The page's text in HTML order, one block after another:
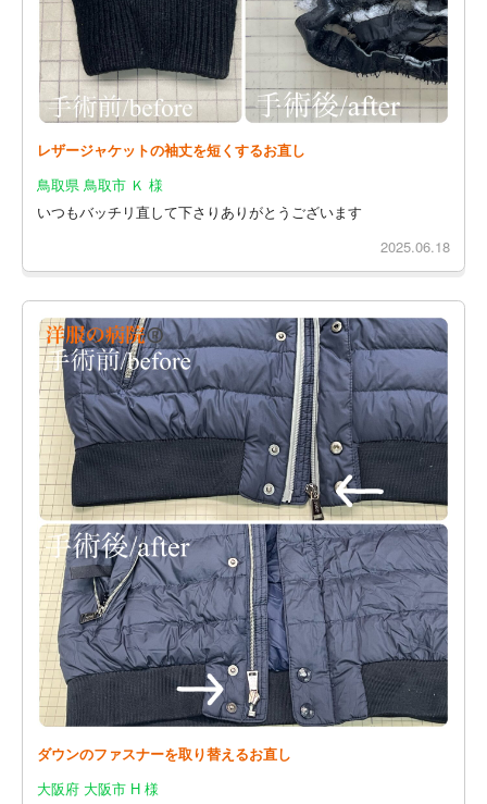
レザージャケットの袖丈を短くするお直し
鳥取県 鳥取市 Ｋ 様
いつもバッチリ直して下さりありがとうございます
2025.06.18
ダウンのファスナーを取り替えるお直し
大阪府 大阪市 H 様